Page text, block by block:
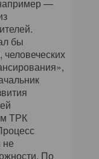
—
бы
ТРК
не
По